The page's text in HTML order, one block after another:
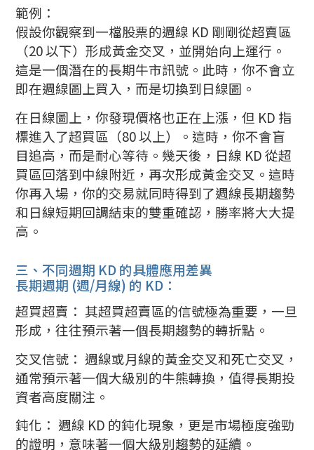
範例：
假設你觀察到一檔股票的週線 KD 剛剛從超賣區
（20 以下）形成黃金交叉，並開始向上運行。
這是一個潛在的長期牛市訊號。此時，你不會立
即在週線圖上買入，而是切換到日線圖。
在日線圖上，你發現價格也正在上漲，但 KD 指
標進入了超買區（80 以上）。這時，你不會盲
目追高，而是耐心等待。幾天後，日線 KD 從超
買區回落到中線附近，再次形成黃金交叉。這時
你再入場，你的交易就同時得到了週線長期趨勢
和日線短期回調結束的雙重確認，勝率將大大提
高。
三、不同週期 KD 的具體應用差異
長期週期 (週/月線) 的 KD：
超買超賣： 其超買超賣區的信號極為重要，一旦
形成，往往預示著一個長期趨勢的轉折點。
交叉信號： 週線或月線的黃金交叉和死亡交叉，
通常預示著一個大級別的牛熊轉換，值得長期投
資者高度關注。
鈍化： 週線 KD 的鈍化現象，更是市場極度強勁
的證明，意味著一個大級別趨勢的延續。